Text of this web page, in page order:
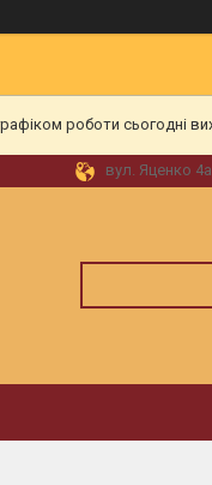
роботи сьогодні
вул. Яценко